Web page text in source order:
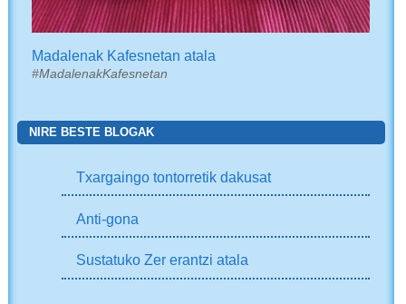
Madalenak Kafesnetan atala
#MadalenakKafesnetan
NIRE BESTE BLOGAK
Txargaingo tontorretik dakusat
Anti-gona
Sustatuko Zer erantzi atala